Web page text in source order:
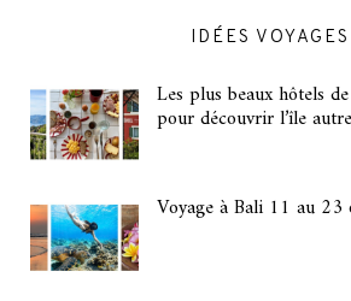
IDÉES VOYAGES
Les plus beaux hôtels
pour découvrir l’île
Voyage à Bali 11 au